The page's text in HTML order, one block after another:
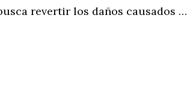
revertir los daños causados …